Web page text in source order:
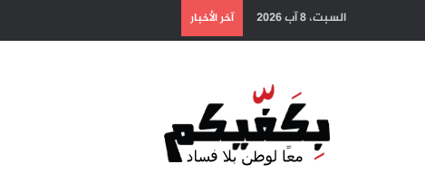
السبت، 8 آب 2026 آخر الأخبار